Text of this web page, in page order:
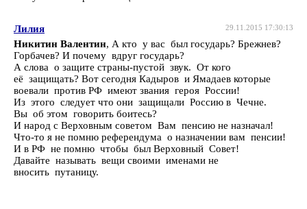
29.11.2015 17:30:13
Лилия
Никитин Валентин, А кто у вас был государь? Брежнев?
Горбачев? И почему вдруг государь?
А слова о защите страны-пустой звук. От кого
её защищать? Вот сегодня Кадыров и Ямадаев которые
воевали против РФ имеют звания героя России!
Из этого следует что они защищали Россию в Чечне.
Вы об этом говорить боитесь?
И народ с Верховным советом Вам пенсию не назначал!
Что-то я не помню референдума о назначении вам пенсии!
И в РФ не помню чтобы был Верховный Совет!
Давайте называть вещи своими именами не
вносить путаницу.